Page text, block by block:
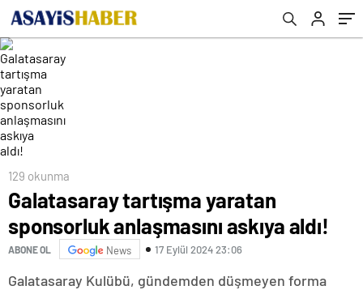
129 okunma
Galatasaray tartışma yaratan
sponsorluk anlaşmasını askıya aldı!
ABONE OL News 17 Eylül 2024 23:06
Galatasaray Kulübü, gündemden düşmeyen forma